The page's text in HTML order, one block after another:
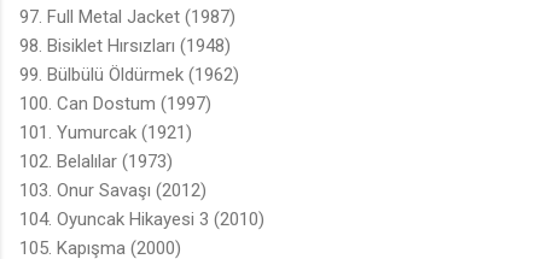
97. Full Metal Jacket (1987)
98. Bisiklet Hırsızları (1948)
99. Bülbülü Öldürmek (1962)
100. Can Dostum (1997)
101. Yumurcak (1921)
102. Belalılar (1973)
103. Onur Savaşı (2012)
104. Oyuncak Hikayesi 3 (2010)
105. Kapışma (2000)